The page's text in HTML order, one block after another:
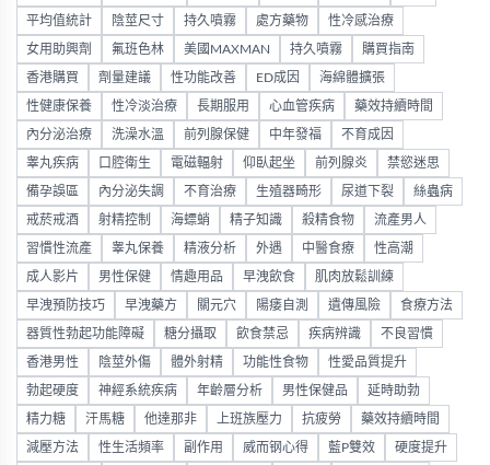
平均值統計 陰莖尺寸 持久噴霧 處方藥物 性冷感治療
女用助興劑 氟班色林 美國MAXMAN 持久噴霧 購買指南
香港購買 劑量建議 性功能改善 ED成因 海綿體擴張
性健康保養 性冷淡治療 長期服用 心血管疾病 藥效持續時間
內分泌治療 洗澡水溫 前列腺保健 中年發福 不育成因
睾丸疾病 口腔衛生 電磁輻射 仰臥起坐 前列腺炎 禁慾迷思
備孕誤區 內分泌失調 不育治療 生殖器畸形 尿道下裂 絲蟲病
戒菸戒酒 射精控制 海螵蛸 精子知識 殺精食物 流產男人
習慣性流產 睾丸保養 精液分析 外遇 中醫食療 性高潮
成人影片 男性保健 情趣用品 早洩飲食 肌肉放鬆訓練
早洩預防技巧 早洩藥方 關元穴 陽痿自測 遺傳風險 食療方法
器質性勃起功能障礙 糖分攝取 飲食禁忌 疾病辨識 不良習慣
香港男性 陰莖外傷 體外射精 功能性食物 性愛品質提升
勃起硬度 神經系統疾病 年齡層分析 男性保健品 延時助勃
精力糖 汗馬糖 他達那非 上班族壓力 抗疲勞 藥效持續時間
減壓方法 性生活頻率 副作用 威而钢心得 藍P雙效 硬度提升